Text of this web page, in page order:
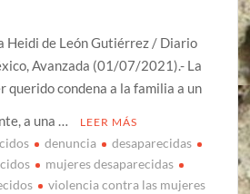
Heidi de León Gutiérrez / Diario
Avanzada (01/07/2021).- La
querido condena a la familia a un
a una …
LEER MÁS
denuncia
desaparecidas
mujeres desaparecidas
violencia contra las mujeres